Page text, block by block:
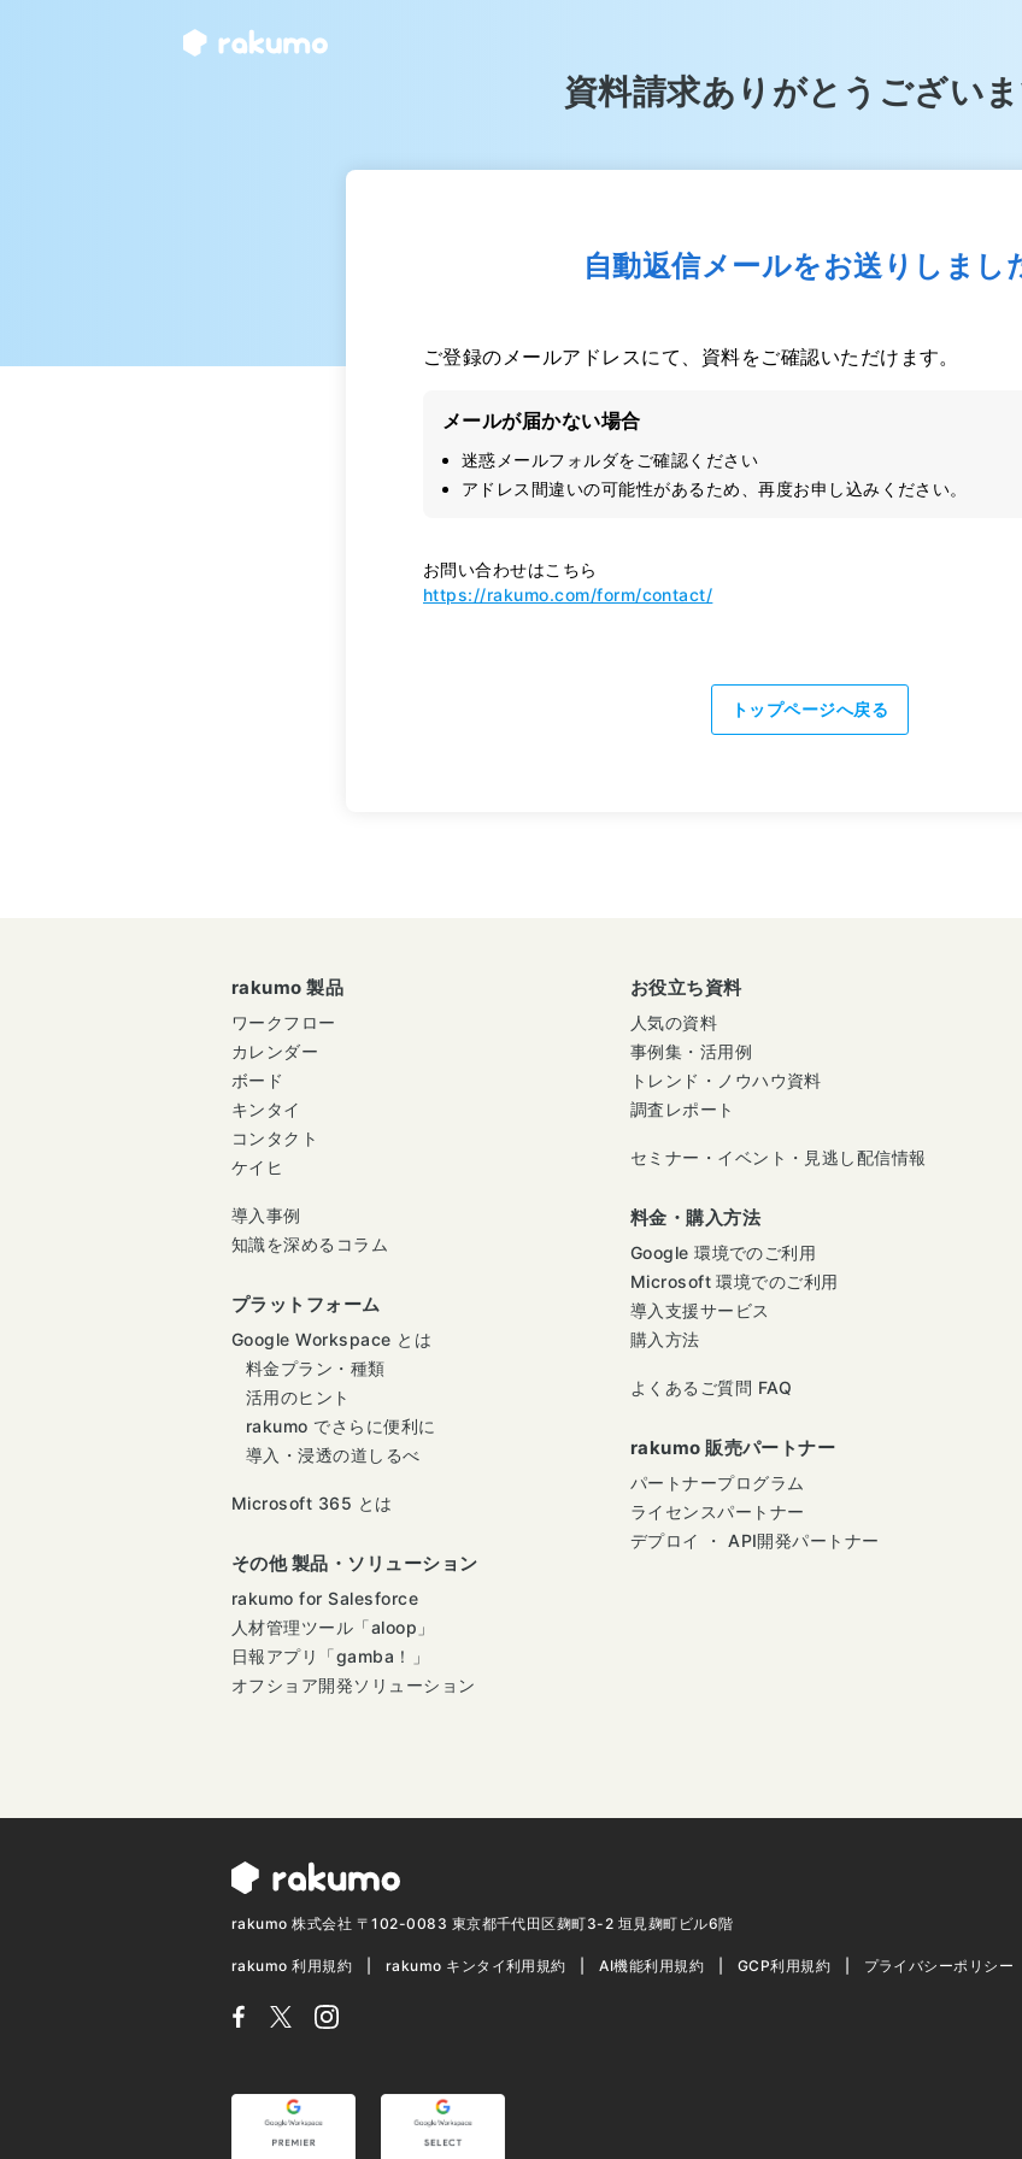
資料請求ありがとうござい
自動返信メールをお送りしまし
ご登録のメールアドレスにて、資料をご確認いただけます。
メールが届かない場合
迷惑メールフォルダをご確認ください
アドレス間違いの可能性があるため、再度お申し込みください。
お問い合わせはこちら
https://rakumo.com/form/contact/
トップページへ戻る
rakumo 製品
ワークフロー
カレンダー
ボード
キンタイ
コンタクト
ケイヒ
導入事例
知識を深めるコラム
プラットフォーム
Google Workspace とは
料金プラン・種類
活用のヒント
rakumo でさらに便利に
導入・浸透の道しるべ
Microsoft 365 とは
その他 製品・ソリューション
rakumo for Salesforce
人材管理ツール「aloop」
日報アプリ「gamba！」
オフショア開発ソリューション
お役立ち資料
人気の資料
事例集・活用例
トレンド・ノウハウ資料
調査レポート
セミナー・イベント・見逃し配信情報
料金・購入方法
Google 環境でのご利用
Microsoft 環境でのご利用
導入支援サービス
購入方法
よくあるご質問 FAQ
rakumo 販売パートナー
パートナープログラム
ライセンスパートナー
デプロイ ・ API開発パートナー
rakumo 株式会社 〒102-0083 東京都千代田区麹町3-2 垣見麹町ビル6階
rakumo 利用規約 rakumo キンタイ利用規約 AI機能利用規約 GCP利用規約 プライバシーポリシー